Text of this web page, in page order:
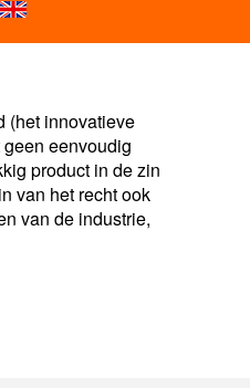
(het innovatieve
eenvoudig
product in de zin
van het recht ook
van de industrie,